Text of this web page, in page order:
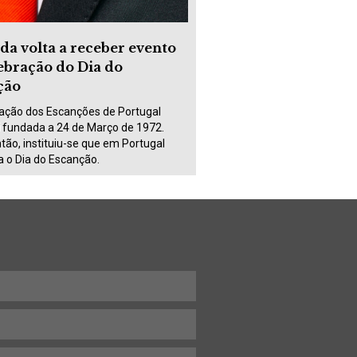
volta a receber evento
do Dia do
dos Escanções de Portugal
a 24 de Março de 1972.
instituiu-se que em Portugal
o Dia do Escanção.